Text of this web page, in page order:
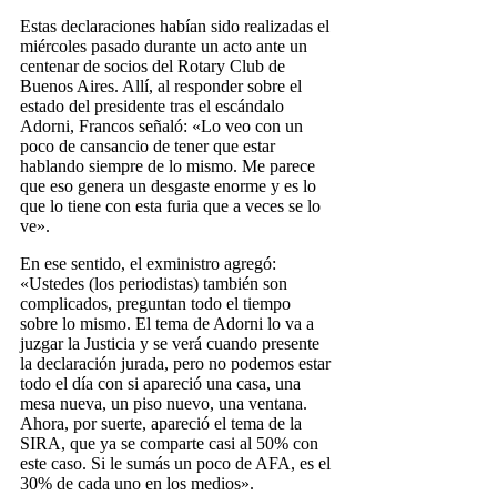
Estas declaraciones habían sido realizadas el
miércoles pasado durante un acto ante un
centenar de socios del Rotary Club de
Buenos Aires. Allí, al responder sobre el
estado del presidente tras el escándalo
Adorni, Francos señaló: «Lo veo con un
poco de cansancio de tener que estar
hablando siempre de lo mismo. Me parece
que eso genera un desgaste enorme y es lo
que lo tiene con esta furia que a veces se lo
ve».
En ese sentido, el exministro agregó:
«Ustedes (los periodistas) también son
complicados, preguntan todo el tiempo
sobre lo mismo. El tema de Adorni lo va a
juzgar la Justicia y se verá cuando presente
la declaración jurada, pero no podemos estar
todo el día con si apareció una casa, una
mesa nueva, un piso nuevo, una ventana.
Ahora, por suerte, apareció el tema de la
SIRA, que ya se comparte casi al 50% con
este caso. Si le sumás un poco de AFA, es el
30% de cada uno en los medios».